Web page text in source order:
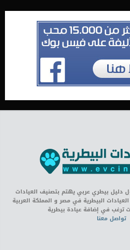
دليل بيطري عربي يهتم بتصنيف العيادات
البيطرية في مصر و المملكة العربية
ترغب في إضافة عيادة بيطرية
تواصل معنا